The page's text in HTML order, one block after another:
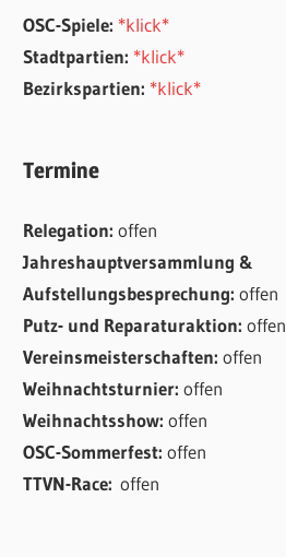
OSC-Spiele: *klick*
Stadtpartien: *klick*
Bezirkspartien: *klick*
Termine
Relegation:offen
Jahreshauptversammlung &
Aufstellungsbesprechung:offen
Putz- und Reparaturaktion:offen
Vereinsmeisterschaften:offen
Weihnachtsturnier:offen
Weihnachtsshow:offen
OSC-Sommerfest:offen
TTVN-Race:offen